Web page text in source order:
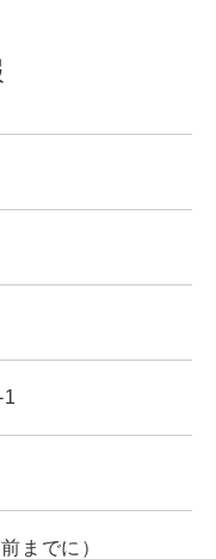
1
までに）